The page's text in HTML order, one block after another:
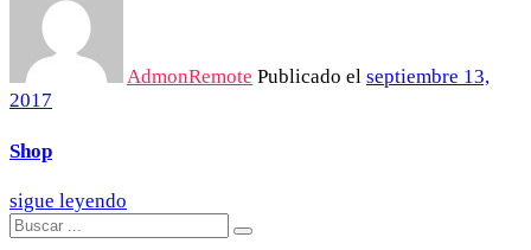
AdmonRemote Publicado el septiembre 13,
2017
Shop
sigue leyendo